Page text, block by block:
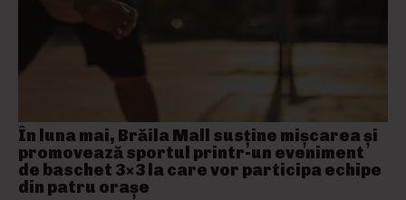
În luna mai, Brăila Mall susține mişcarea și
promovează sportul printr-un eveniment
de baschet 3×3 la care vor participa echipe
din patru orașe